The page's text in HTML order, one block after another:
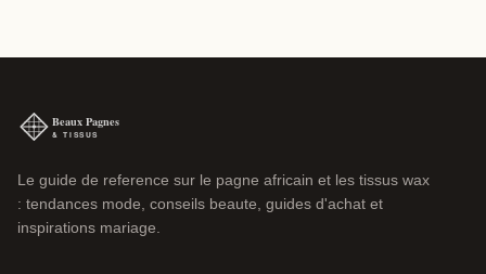
Le guide de reference sur le pagne africain et les tissus wax
: tendances mode, conseils beaute, guides d'achat et
inspirations mariage.